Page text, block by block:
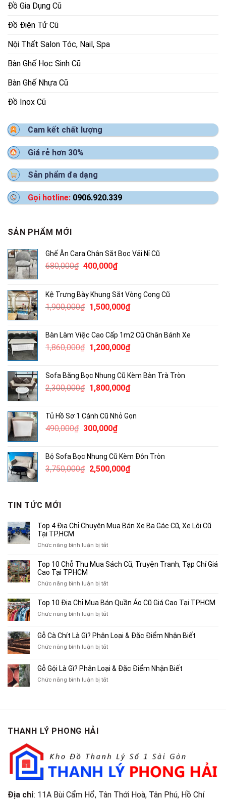
Đồ Gia Dụng Cũ
Đồ Điện Tử Cũ
Nội Thất Salon Tóc, Nail, Spa
Bàn Ghế Học Sinh Cũ
Bàn Ghế Nhựa Cũ
Đồ Inox Cũ
Cam kết chất lượng
Giá rẻ hơn 30%
Sản phẩm đa dạng
Gọi hotline: 0906.920.339
SẢN PHẨM MỚI
Ghế Ăn Cara Chân Sắt Bọc Vải Nỉ Cũ
680,000₫ Giá
680,000₫.
400,000₫Giá
là:
400,000₫.
Kệ Trưng Bày Khung Sắt Vòng Cong Cũ
1,900,000₫ Giá
1,900,000₫.
1,500,000₫Giá
là:
1,500,000₫.
Bàn Làm Việc Cao Cấp 1m2 Cũ Chân Bánh Xe
1,860,000₫ Giá
1,860,000₫.
1,200,000₫Giá
là:
1,200,000₫.
Sofa Băng Bọc Nhung Cũ Kèm Bàn Trà Tròn
2,300,000₫ Giá
2,300,000₫.
1,800,000₫Giá
là:
Tủ Hồ Sơ 1 Cánh Cũ Nhỏ Gọn
490,000₫ Giá
490,000₫.
300,000₫Giá
là:
300,000₫.
Bộ Sofa Bọc Nhung Cũ Kèm Đôn Tròn
3,750,000₫ Giá
2,500,000₫Giá
TIN TỨC MỚI
Top 4 Địa Chỉ Chuyên Mua Bán Xe Ba Gác Cũ, Xe Lôi Cũ
Tại TP.HCM
Chức năng bình luận bị tắtở
4
Bán
Xe
Cũ,
Xe
Cũ
TP.HCM
Top 10 Chỗ Thu Mua Sách Cũ, Truyện Tranh, Tạp Chí Giá
Cao Tại TPHCM
Chức năng bình luận bị tắtở
10
Thu
Sách
Tạp
Chí
Top 10 Địa Chỉ Mua Bán Quần Áo Cũ Giá Cao Tại TPHCM
Chức năng bình luận bị tắtở
Địa
Chỉ
Bán
Áo
Gỗ Cà Chít Là Gì? Phân Loại & Đặc Điểm Nhận Biết
Chức năng bình luận bị tắtở
Chít
Là
Gỗ Gội Là Gì? Phân Loại & Đặc Điểm Nhận Biết
Chức năng bình luận bị tắtở
Điểm
Nhận
Biết
THANH LÝ PHONG HẢI
Địa chỉ: 11A Bùi Cẩm Hổ, Tân Thới Hoà, Tân Phú, Hồ Chí